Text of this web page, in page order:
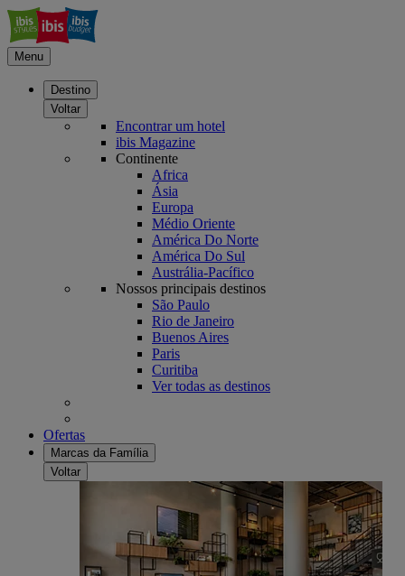
Menu
Destino
Voltar
Encontrar um hotel
ibis Magazine
Continente
Africa
Ásia
Europa
Médio Oriente
América Do Norte
América Do Sul
Austrália-Pacífico
Nossos principais destinos
São Paulo
Rio de Janeiro
Buenos Aires
Paris
Curitiba
Ver todas as destinos
Ofertas
Marcas da Família
Voltar